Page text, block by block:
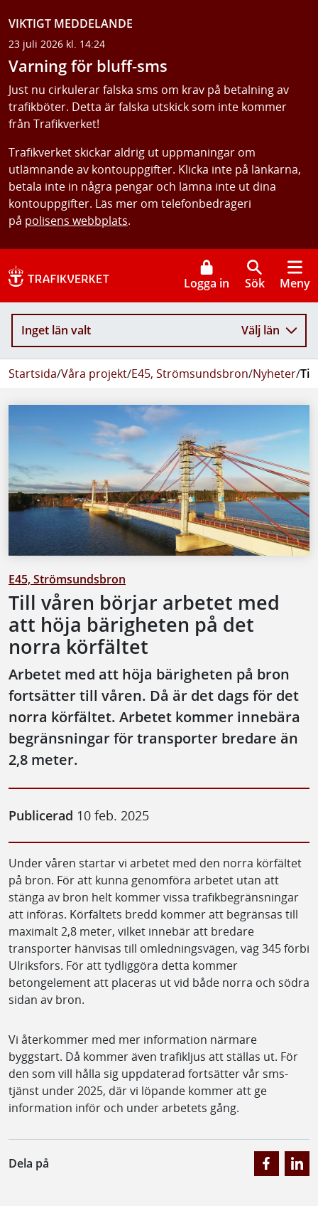
VIKTIGT MEDDELANDE
23 juli 2026 kl. 14:24
Varning för bluff-sms
Just nu cirkulerar falska sms om krav på betalning av
trafikböter. Detta är falska utskick som inte kommer
från Trafikverket!
Trafikverket skickar aldrig ut uppmaningar om
utlämnande av kontouppgifter. Klicka inte på länkarna,
betala inte in några pengar och lämna inte ut dina
kontouppgifter. Läs mer om telefonbedrägeri
på polisens webbplats.
Logga in Sök Meny
Inget län valt Välj län
Startsida/Våra projekt/E45, Strömsundsbron/Nyheter/
E45, Strömsundsbron
Till våren börjar arbetet med
att höja bärigheten på det
norra körfältet
Arbetet med att höja bärigheten på bron
fortsätter till våren. Då är det dags för det
norra körfältet. Arbetet kommer innebära
begränsningar för transporter bredare än
2,8 meter.
Publicerad 10 feb. 2025
Under våren startar vi arbetet med den norra körfältet
på bron. För att kunna genomföra arbetet utan att
stänga av bron helt kommer vissa trafikbegränsningar
att införas. Körfältets bredd kommer att begränsas till
maximalt 2,8 meter, vilket innebär att bredare
transporter hänvisas till omledningsvägen, väg 345 förbi
Ulriksfors. För att tydliggöra detta kommer
betongelement att placeras ut vid både norra och södra
sidan av bron.
Vi återkommer med mer information närmare
byggstart. Då kommer även trafikljus att ställas ut. För
den som vill hålla sig uppdaterad fortsätter vår sms-
tjänst under 2025, där vi löpande kommer att ge
information inför och under arbetets gång.
Dela på